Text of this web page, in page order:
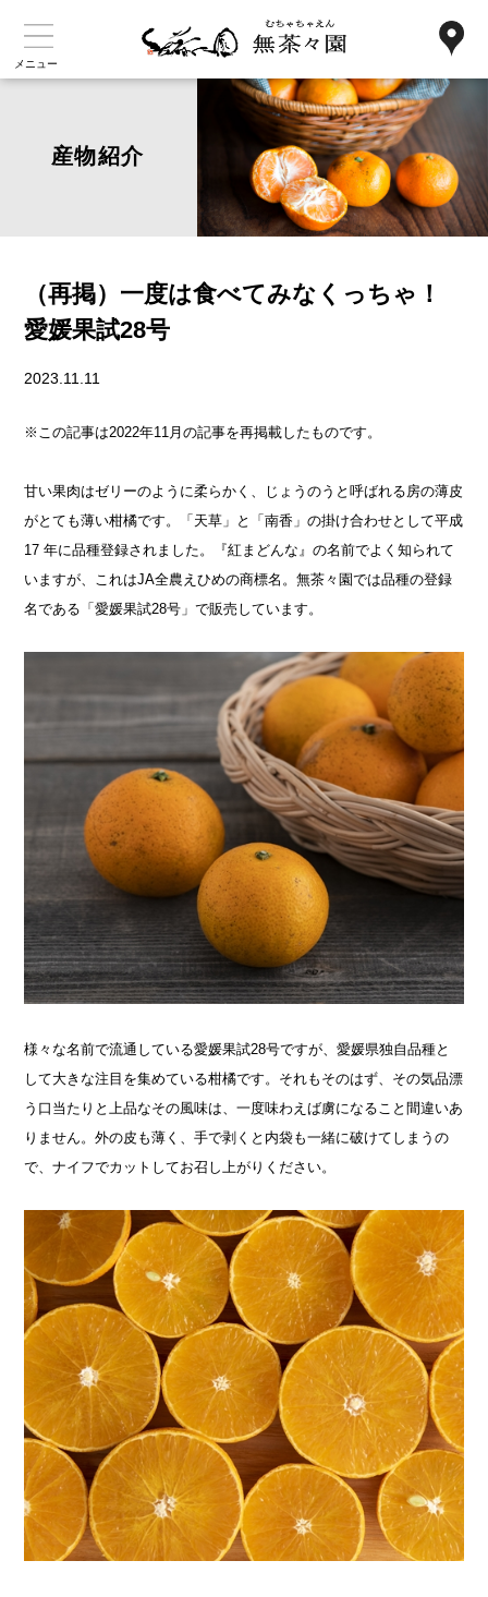
メニュー
産物紹介
（再掲）一度は食べてみなくっちゃ！
愛媛果試28号
2023.11.11
※この記事は2022年11月の記事を再掲載したものです。
甘い果肉はゼリーのように柔らかく、じょうのうと呼ばれる房の薄皮
がとても薄い柑橘です。「天草」と「南香」の掛け合わせとして平成
17 年に品種登録されました。『紅まどんな』の名前でよく知られて
いますが、これはJA全農えひめの商標名。無茶々園では品種の登録
名である「愛媛果試28号」で販売しています。
様々な名前で流通している愛媛果試28号ですが、愛媛県独自品種と
して大きな注目を集めている柑橘です。それもそのはず、その気品漂
う口当たりと上品なその風味は、一度味わえば虜になること間違いあ
りません。外の皮も薄く、手で剥くと内袋も一緒に破けてしまうの
で、ナイフでカットしてお召し上がりください。